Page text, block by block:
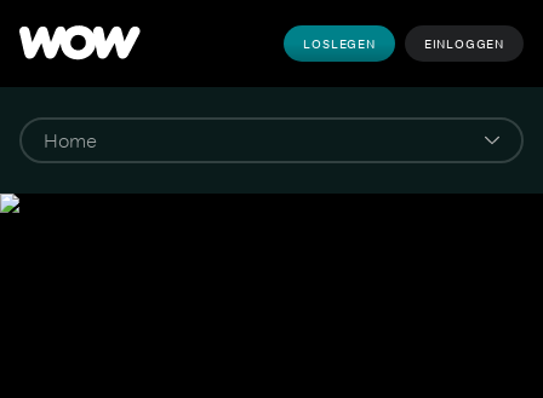
LOSLEGEN EINLOGGEN